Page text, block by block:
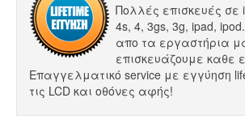
Πολλές επισκευές σε
4s, 4, 3gs, 3g, ipad,
απο τα εργαστήρια
επισκευάζουμε καθε
Επαγγελματικό service με εγγύηση
τις LCD και οθόνες αφής!